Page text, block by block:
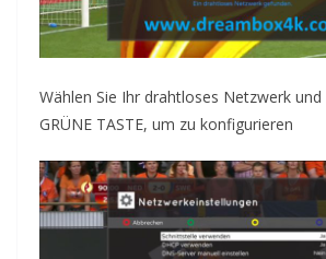
Wählen Sie Ihr drahtloses Netzwerk und
GRÜNE TASTE, um zu konfigurieren